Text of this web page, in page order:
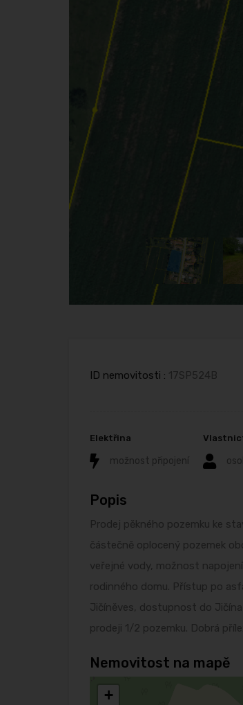
ID nemovitosti : 17SP524B
Elektřina
možnost připojení
Popis
Prodej pěkného pozemku ke
částečně oplocený pozemek
veřejné vody, možnost
rodinného domu. Přístup po
Jičíněves, dostupnost do Jičína
prodeji 1/2 pozemku. Dobrá
Nemovitost na mapě
+